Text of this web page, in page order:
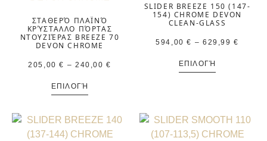
ΣΤΑΘΕΡΌ ΠΛΑΪΝΌ
ΚΡΎΣΤΑΛΛΟ ΠΌΡΤΑΣ
ΝΤΟΥΖΙΈΡΑΣ BREEZE 70
DEVON CHROME
205,00€ – 240,00€
ΕΠΙΛΟΓΉ
SLIDER BREEZE 150 (147-
154) CHROME DEVON
CLEAN-GLASS
594,00€ – 629,99€
ΕΠΙΛΟΓΉ